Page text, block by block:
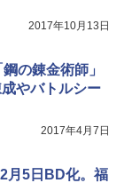
2017年10月13日
の錬金術師」
やバトルシー
2017年4月7日
月5日BD化。福